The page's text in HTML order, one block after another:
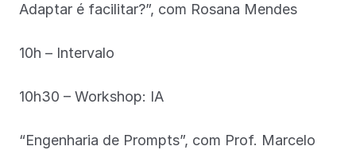
Adaptar é facilitar?”, com Rosana Mendes
10h – Intervalo
10h30 – Workshop: IA
“Engenharia de Prompts”, com Prof. Marcelo